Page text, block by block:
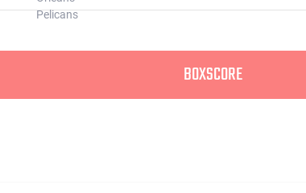
BOXSCORE